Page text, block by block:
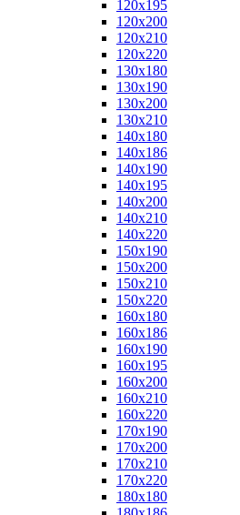
120x195
120x200
120x210
120x220
130x180
130x190
130x200
130x210
140x180
140x186
140x190
140x195
140x200
140x210
140x220
150x190
150x200
150x210
150x220
160x180
160x186
160x190
160x195
160x200
160x210
160x220
170x190
170x200
170x210
170x220
180x180